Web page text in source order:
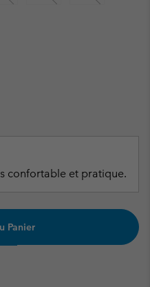
confortable et pratique.
Panier